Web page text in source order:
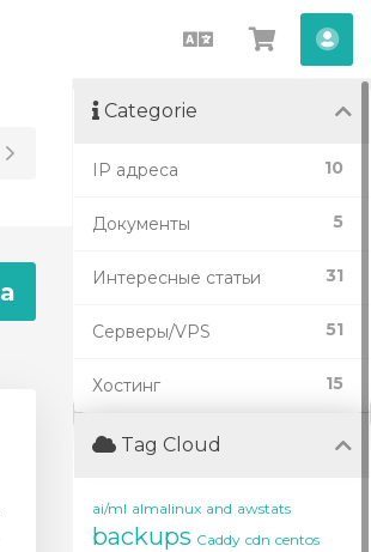
Italiano
Toggle
Sidebar
Categorie
10
IP адреса
5
Документы
31
Интересные статьи
51
Серверы/VPS
15
Хостинг
Tag Cloud
ai/ml almalinux and awstats
backups Caddy cdn centos